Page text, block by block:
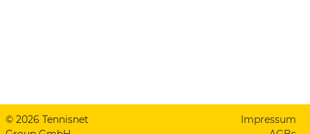
© 2026 Tennisnet
Impressum